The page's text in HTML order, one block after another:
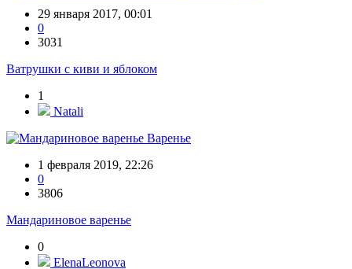
29 января 2017, 00:01
0
3031
Ватрушки с киви и яблоком
1
Natali
Варенье
1 февраля 2019, 22:26
0
3806
Мандариновое варенье
0
ElenaLeonova